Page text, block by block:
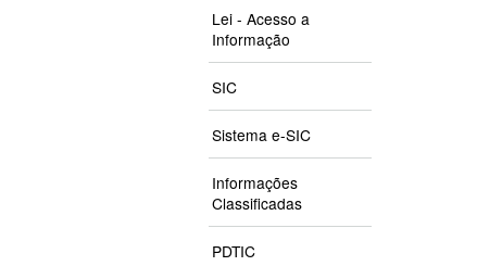
Lei - Acesso a
Informação
SIC
Sistema e-SIC
Informações
Classificadas
PDTIC